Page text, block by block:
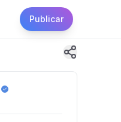
Publicar